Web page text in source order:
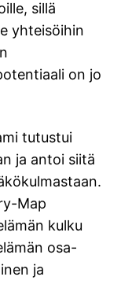
sillä
yhteisöihin
on jo
tutustui
ja antoi siitä
Map
kulku
osa-
ja